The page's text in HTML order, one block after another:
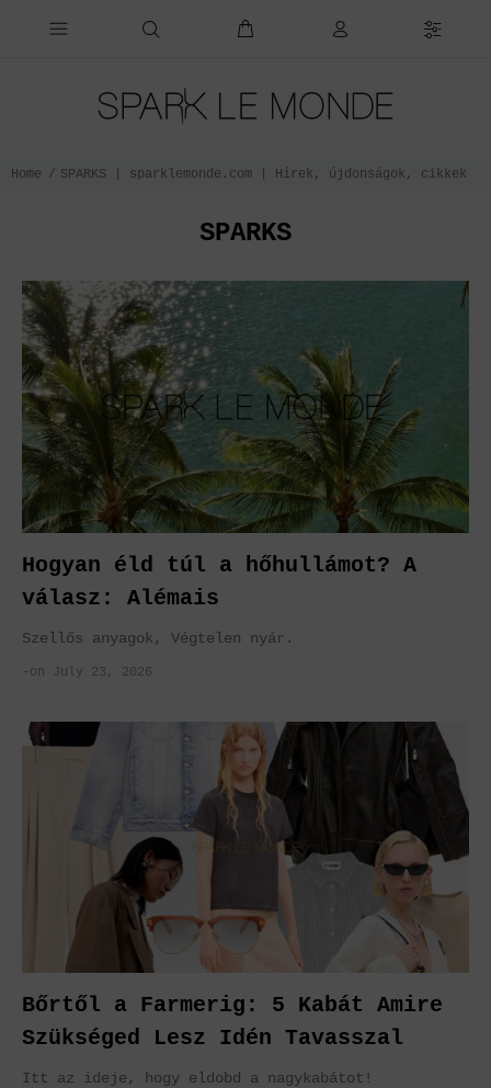
Home SPARKS | sparklemonde.com | Hírek, újdonságok, cikkek
SPARKS
Hogyan éld túl a hőhullámot? A
válasz: Alémais
Szellős anyagok, Végtelen nyár.
-on July 23, 2026
Bőrtől a Farmerig: 5 Kabát Amire
Szükséged Lesz Idén Tavasszal
Itt az ideje, hogy eldobd a nagykabátot!